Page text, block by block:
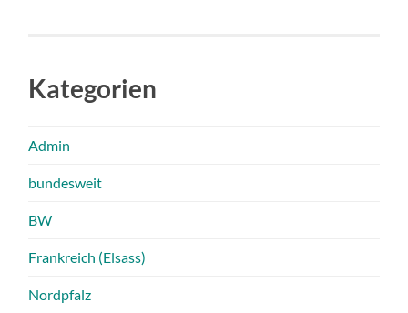
Kategorien
Admin
bundesweit
BW
Frankreich (Elsass)
Nordpfalz